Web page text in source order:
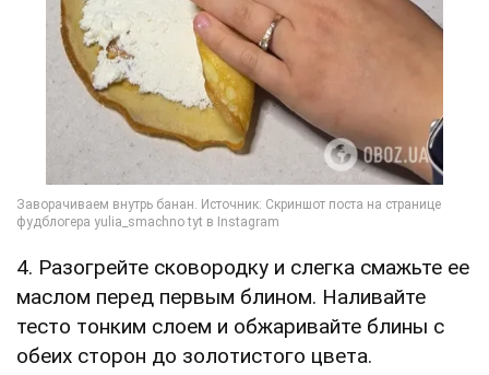
4. Разогрейте сковородку и слегка смажьте ее
маслом перед первым блином. Наливайте
тесто тонким слоем и обжаривайте блины с
обеих сторон до золотистого цвета.